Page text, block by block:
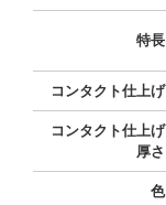
特長
コンタクト仕上げ
コンタクト仕上げ
厚さ
色